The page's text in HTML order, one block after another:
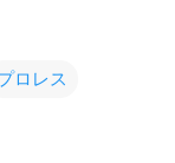
ロレス